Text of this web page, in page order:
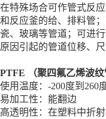
在特殊场合可作管式反
和反应釜的给、排料管
瓷、玻璃等管道；可进
原因引起的管道位移、
PTFE （聚四氟乙烯波纹
使用温度：-200度到260
易加工性：能翻边
高透明性：在塑料中折